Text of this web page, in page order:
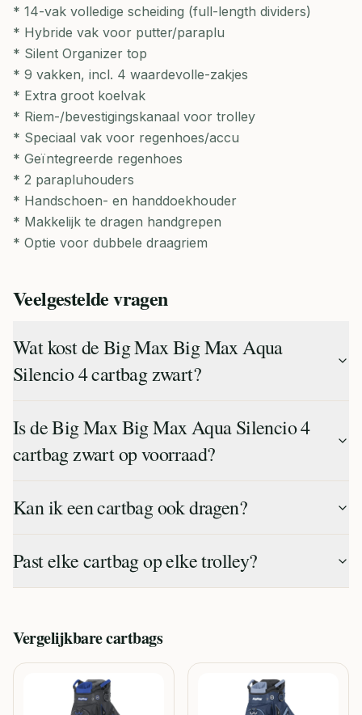
* 14-vak volledige scheiding (full-length dividers)
* Hybride vak voor putter/paraplu
* Silent Organizer top
* 9 vakken, incl. 4 waardevolle-zakjes
* Extra groot koelvak
* Riem-/bevestigingskanaal voor trolley
* Speciaal vak voor regenhoes/accu
* Geïntegreerde regenhoes
* 2 parapluhouders
* Handschoen- en handdoekhouder
* Makkelijk te dragen handgrepen
* Optie voor dubbele draagriem
Veelgestelde vragen
Wat kost de Big Max Big Max Aqua
Silencio 4 cartbag zwart?
Is de Big Max Big Max Aqua Silencio 4
cartbag zwart op voorraad?
Kan ik een cartbag ook dragen?
Past elke cartbag op elke trolley?
Vergelijkbarecartbags